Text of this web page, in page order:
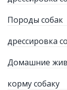
Породы собак
дрессировка
Домашние
корму собаку